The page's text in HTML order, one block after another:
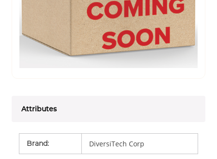
Attributes
Brand: DiversiTech Corp